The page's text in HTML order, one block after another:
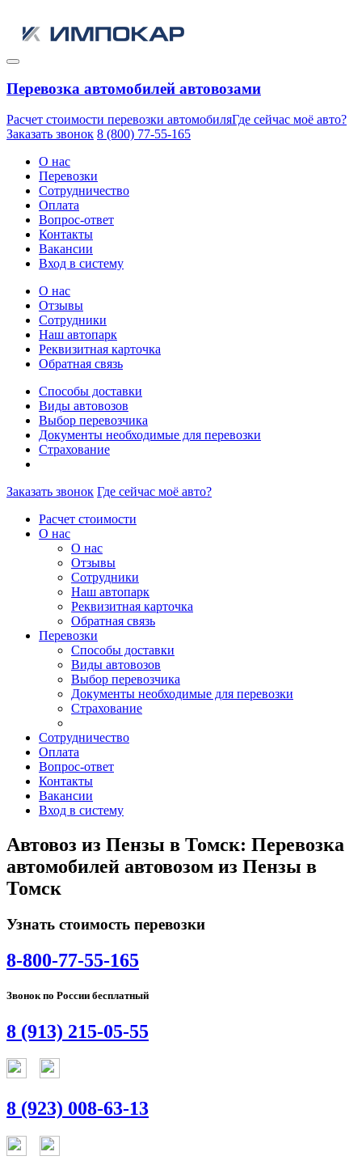
Перевозка автомобилей автовозами
Расчет стоимости перевозки автомобиляГде сейчас моё авто?
Заказать звонок 8 (800) 77-55-165
О нас
Перевозки
Сотрудничество
Оплата
Вопрос-ответ
Контакты
Вакансии
Вход в систему
О нас
Отзывы
Сотрудники
Наш автопарк
Реквизитная карточка
Обратная связь
Способы доставки
Виды автовозов
Выбор перевозчика
Документы необходимые для перевозки
Страхование
Заказать звонок Где сейчас моё авто?
Расчет стоимости
О нас
О нас
Отзывы
Сотрудники
Наш автопарк
Реквизитная карточка
Обратная связь
Перевозки
Способы доставки
Виды автовозов
Выбор перевозчика
Документы необходимые для перевозки
Страхование
Сотрудничество
Оплата
Вопрос-ответ
Контакты
Вакансии
Вход в систему
Автовоз из Пензы в Томск: Перевозка
автомобилей автовозом из Пензы в
Томск
Узнать стоимость перевозки
8-800-77-55-165
Звонок по России бесплатный
8 (913) 215-05-55
8 (923) 008-63-13